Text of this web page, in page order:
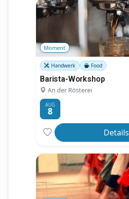
Moment
Handwerk Food
Barista-Workshop
An der Rösterei
AUG
8
Details